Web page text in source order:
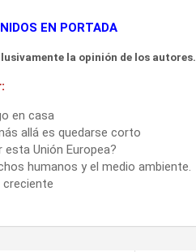
EN PORTADA
la opinión de los autores.
en casa
allá es quedarse corto
esta Unión Europea?
humanos y el medio ambiente.
creciente